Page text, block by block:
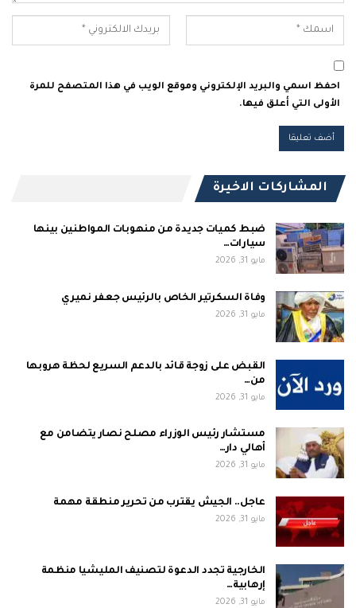
احفظ اسمي والبريد الإلكتروني وموقع الويب في هذا المتصفح للمرة
الأولى التي أعلق فيها.
المشاركات الاخيرة
ضبط كميات جديدة من منهوبات المواطنين بينها
سيارات…
مايو 31, 2026
وفاة السكرتير الخاص بالرئيس جعفر نميري
مايو 31, 2026
القبض على زوجة قائد بالدعم السريع لحظة هروبها
من…
مايو 31, 2026
مستشار رئيس الوزراء مصلح نصار يتضامن مع
أهالي دار…
مايو 31, 2026
عاجل.. الجيش يقترب من تحرير منطقة مهمة
مايو 31, 2026
الخارجية تجدد الدعوة لتصنيف المليشيا منظمة
إرهابية…
مايو 31, 2026